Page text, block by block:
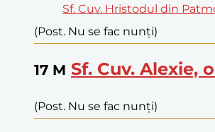
Sf. Cuv. Hristodul din
(Post. Nu se fac nunți)
17 M Sf. Cuv. Alexie,
(Post. Nu se fac nunți)